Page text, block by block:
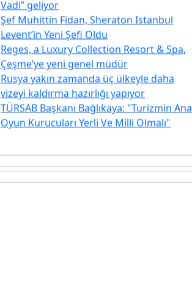
Vadi” geliyor
Şef Muhittin Fidan, Sheraton Istanbul
Levent’in Yeni Şefi Oldu
Reges, a Luxury Collection Resort & Spa,
Çeşme’ye yeni genel müdür
Rusya yakın zamanda üç ülkeyle daha
vizeyi kaldırma hazırlığı yapıyor
TÜRSAB Başkanı Bağlıkaya: "Turizmin Ana
Oyun Kurucuları Yerli Ve Milli Olmalı"